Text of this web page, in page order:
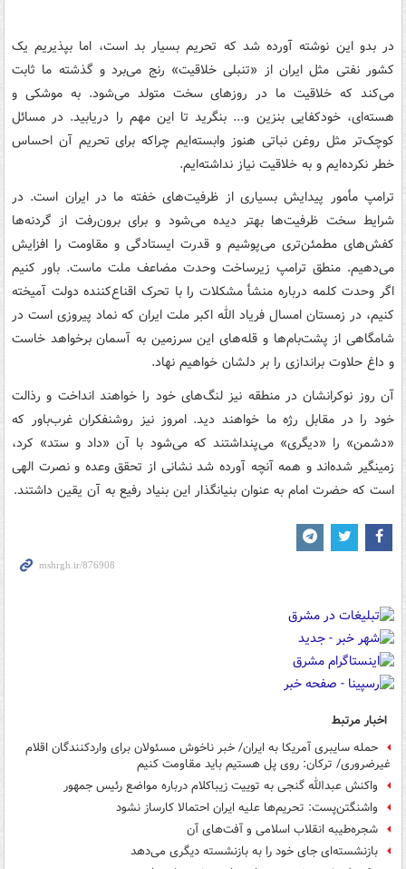
در بدو این نوشته آورده شد که تحریم بسیار بد است، اما بپذیریم یک
کشور نفتی مثل ایران از «تنبلی خلاقیت» رنج می‌برد و گذشته ما ثابت
می‌کند که خلاقیت ما در روزهای سخت متولد می‌شود. به موشکی و
هسته‌ای، خودکفایی بنزین و... بنگرید تا این مهم را دریابید. در مسائل
کوچک‌تر مثل روغن نباتی هنوز وابسته‌ایم چراکه برای تحریم آن احساس
خطر نکرده‌ایم و به خلاقیت نیاز نداشته‌ایم.
ترامپ مأمور پیدایش بسیاری از ظرفیت‌های خفته ما در ایران است. در
شرایط سخت ظرفیت‌ها بهتر دیده می‌شود و برای برون‌رفت از گردنه‌ها
کفش‌های مطمئن‌تری می‌پوشیم و قدرت ایستادگی و مقاومت را افزایش
می‌دهیم. منطق ترامپ زیرساخت وحدت مضاعف ملت ماست. باور کنیم
اگر وحدت کلمه درباره منشأ مشکلات را با تحرک اقناع‌کننده دولت آمیخته
کنیم، در زمستان امسال فریاد الله اکبر ملت ایران که نماد پیروزی است در
شامگاهی از پشت‌بام‌ها و قله‌های این سرزمین به آسمان برخواهد خاست
و داغ حلاوت براندازی را بر دلشان خواهیم نهاد.
آن روز نوکرانشان در منطقه نیز لنگ‌های خود را خواهند انداخت و رذالت
خود را در مقابل رژه ما خواهند دید. امروز نیز روشنفکران غرب‌باور که
«دشمن» را «دیگری» می‌پنداشتند که می‌شود با آن «داد و ستد» کرد،
زمینگیر شده‌اند و همه آنچه آورده شد نشانی از تحقق وعده و نصرت الهی
است که حضرت امام به عنوان بنیانگذار این بنیاد رفیع به آن یقین داشتند.
اخبار مرتبط
حمله سایبری آمریکا به ایران/ خبر ناخوش مسئولان برای واردکنندگان اقلام
غیرضروری/ ترکان: روی پل هستیم باید مقاومت کنیم
واکنش عبدالله گنجی به توییت زیباکلام درباره مواضع رئیس جمهور
واشنگتن‌پست: تحریم‌ها علیه ایران احتمالا کارساز نشود
شجره‌طیبه انقلاب اسلامی و آفت‌های آن
بازنشسته‌‎ای جای خود را به بازنشسته دیگری می‌دهد